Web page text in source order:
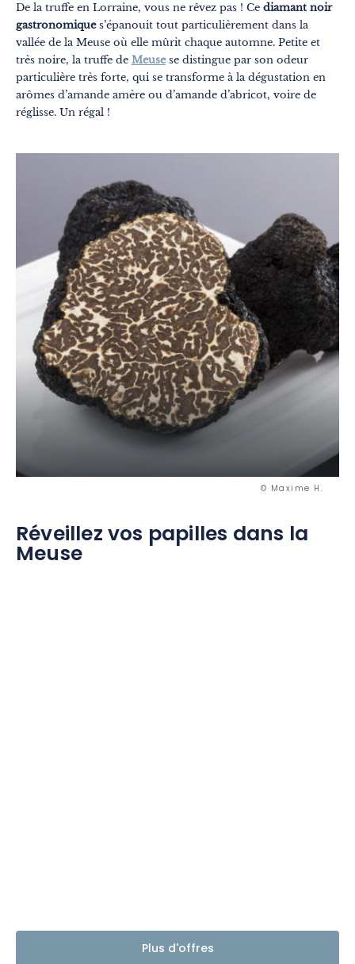
De la truffe en Lorraine, vous ne rêvez pas ! Ce diamant noir
gastronomiques’épanouit tout particulièrement dans la
vallée de la Meuse où elle mûrit chaque automne. Petite et
très noire, la truffe de Meusese distingue par son odeur
particulière très forte, qui se transforme à la dégustation en
arômes d’amande amère ou d’amande d’abricot, voire de
réglisse. Un régal !
© Maxime H.
Réveillez vos papilles dans la
Meuse
Plus d'offres